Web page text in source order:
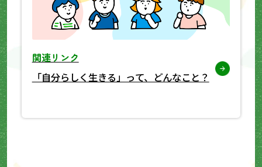
関連リンク
「自分らしく生きる」って、どんなこと？